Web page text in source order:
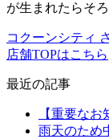
が生まれたらそ
コクーンシティ
店舗TOPはこちら
最近の記事
【重要な
雨天のため